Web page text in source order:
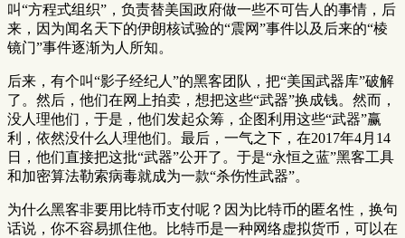
叫“方程式组织”，负责替美国政府做一些不可告人的事情，后
来，因为闻名天下的伊朗核试验的“震网”事件以及后来的“棱
镜门”事件逐渐为人所知。
后来，有个叫“影子经纪人”的黑客团队，把“美国武器库”破解
了。然后，他们在网上拍卖，想把这些“武器”换成钱。然而，
没人理他们，于是，他们发起众筹，企图利用这些“武器”赢
利，依然没什么人理他们。最后，一气之下，在2017年4月14
日，他们直接把这批“武器”公开了。于是“永恒之蓝”黑客工具
和加密算法勒索病毒就成为一款“杀伤性武器”。
为什么黑客非要用比特币支付呢？因为比特币的匿名性，换句
话说，你不容易抓住他。比特币是一种网络虚拟货币，可以在